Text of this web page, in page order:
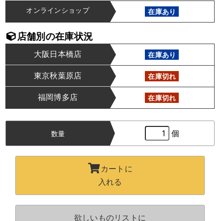
オンラインショップ 在庫あり
店舗別の在庫状況
大阪日本橋店 在庫あり
東京秋葉原店 在庫切れ
福岡博多店 在庫切れ
数量 個
カートに
入れる
欲しいものリストに